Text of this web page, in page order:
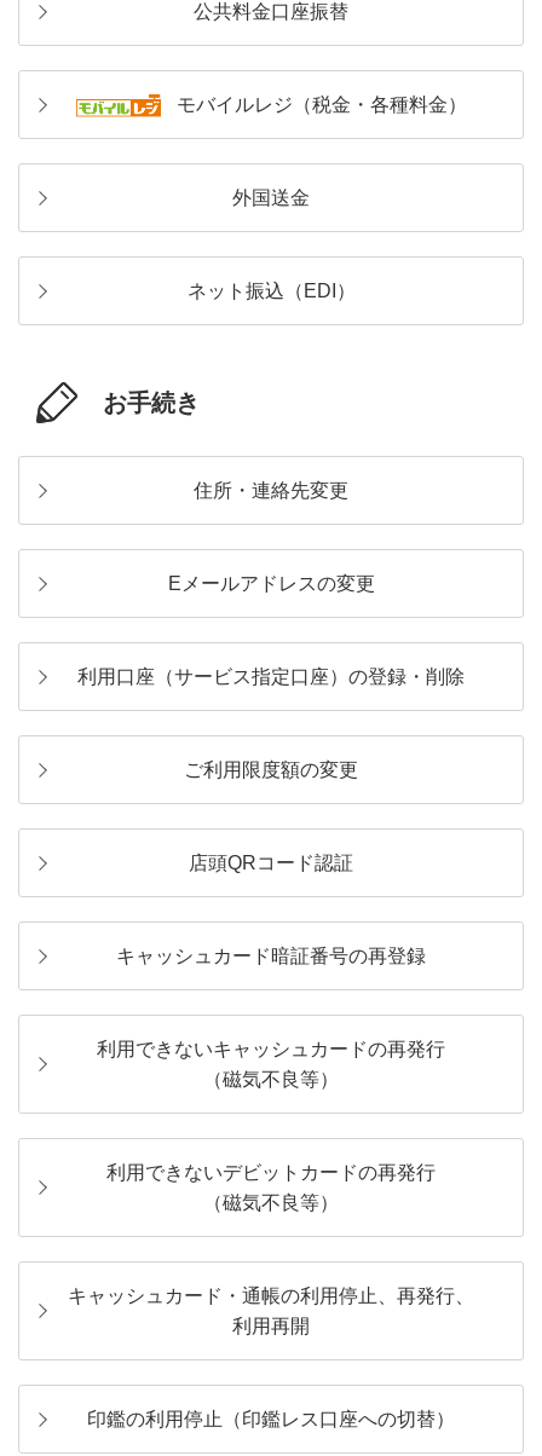
公共料金口座振替
モバイルレジ（税金・各種料金）
外国送金
ネット振込（EDI）
お手続き
住所・連絡先変更
Eメールアドレスの変更
利用口座（サービス指定口座）の登録・削除
ご利用限度額の変更
店頭QRコード認証
キャッシュカード暗証番号の再登録
利用できないキャッシュカードの再発行
（磁気不良等）
利用できないデビットカードの再発行
（磁気不良等）
キャッシュカード・通帳の利用停止、再発行、
利用再開
印鑑の利用停止（印鑑レス口座への切替）